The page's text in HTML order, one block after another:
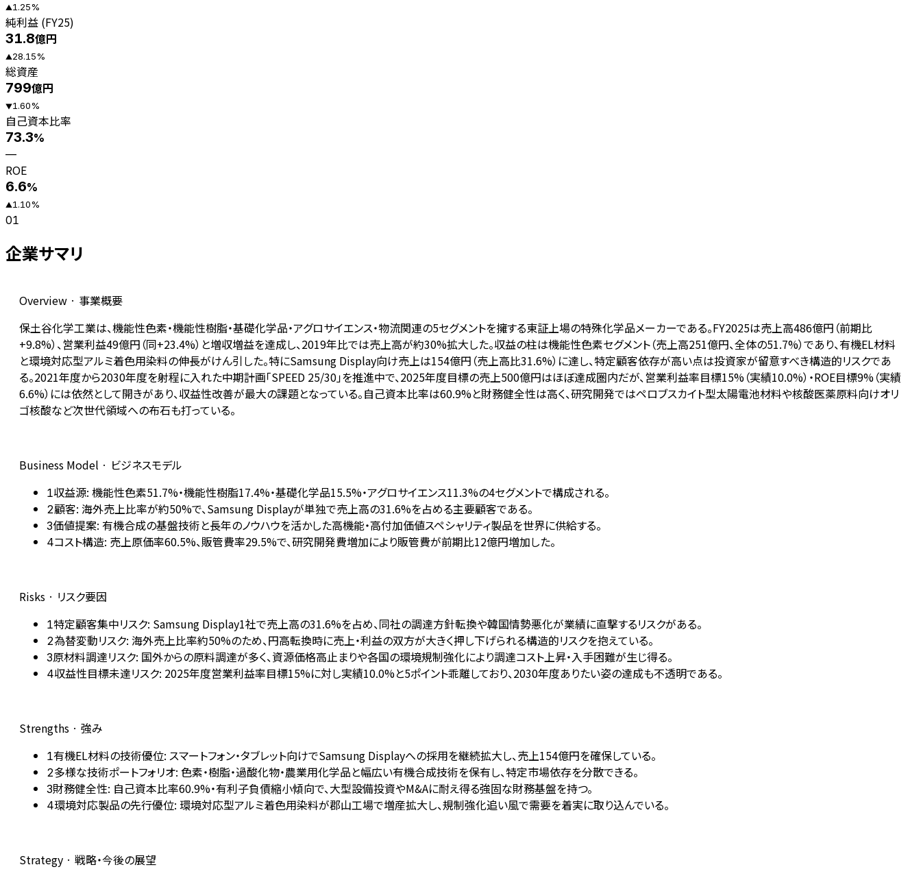
▲1.25%
純利益 (FY25)
31.8億円
▲28.15%
総資産
799億円
▼1.60%
自己資本比率
73.3%
—
ROE
6.6%
▲1.10%
01
企業サマリ
Overview · 事業概要
保土谷化学工業は、機能性色素・機能性樹脂・基礎化学品・アグロサイエンス・物流関連の5セグメントを擁する東証上場の特殊化学品メーカーである。FY2025は売上高486億円（前期比
+9.8%）、営業利益49億円（同+23.4%）と増収増益を達成し、2019年比では売上高が約30%拡大した。収益の柱は機能性色素セグメント（売上高251億円、全体の51.7%）であり、有機EL材料
と環境対応型アルミ着色用染料の伸長がけん引した。特にSamsung Display向け売上は154億円（売上高比31.6%）に達し、特定顧客依存が高い点は投資家が留意すべき構造的リスクであ
る。2021年度から2030年度を射程に入れた中期計画「SPEED 25/30」を推進中で、2025年度目標の売上500億円はほぼ達成圏内だが、営業利益率目標15%（実績10.0%）・ROE目標9%（実績
6.6%）には依然として開きがあり、収益性改善が最大の課題となっている。自己資本比率は60.9%と財務健全性は高く、研究開発ではペロブスカイト型太陽電池材料や核酸医薬原料向けオリ
ゴ核酸など次世代領域への布石も打っている。
Business Model · ビジネスモデル
1収益源: 機能性色素51.7%・機能性樹脂17.4%・基礎化学品15.5%・アグロサイエンス11.3%の4セグメントで構成される。
2顧客: 海外売上比率が約50%で、Samsung Displayが単独で売上高の31.6%を占める主要顧客である。
3価値提案: 有機合成の基盤技術と長年のノウハウを活かした高機能・高付加価値スペシャリティ製品を世界に供給する。
4コスト構造: 売上原価率60.5%、販管費率29.5%で、研究開発費増加により販管費が前期比12億円増加した。
Risks · リスク要因
1特定顧客集中リスク: Samsung Display1社で売上高の31.6%を占め、同社の調達方針転換や韓国情勢悪化が業績に直撃するリスクがある。
2為替変動リスク: 海外売上比率約50%のため、円高転換時に売上・利益の双方が大きく押し下げられる構造的リスクを抱えている。
3原材料調達リスク: 国外からの原料調達が多く、資源価格高止まりや各国の環境規制強化により調達コスト上昇・入手困難が生じ得る。
4収益性目標未達リスク: 2025年度営業利益率目標15%に対し実績10.0%と5ポイント乖離しており、2030年度ありたい姿の達成も不透明である。
Strengths · 強み
1有機EL材料の技術優位: スマートフォン・タブレット向けでSamsung Displayへの採用を継続拡大し、売上154億円を確保している。
2多様な技術ポートフォリオ: 色素・樹脂・過酸化物・農業用化学品と幅広い有機合成技術を保有し、特定市場依存を分散できる。
3財務健全性: 自己資本比率60.9%・有利子負債縮小傾向で、大型設備投資やM&Aに耐え得る強固な財務基盤を持つ。
4環境対応製品の先行優位: 環境対応型アルミ着色用染料が郡山工場で増産拡大し、規制強化追い風で需要を着実に取り込んでいる。
Strategy · 戦略・今後の展望